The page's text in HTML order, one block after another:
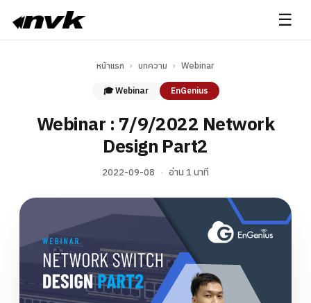
☰
หน้าแรก › บทความ › Webinar
🎓 Webinar EnGenius
Webinar : 7/9/2022 Network
Design Part2
2022-09-08 · อ่าน 1 นาที